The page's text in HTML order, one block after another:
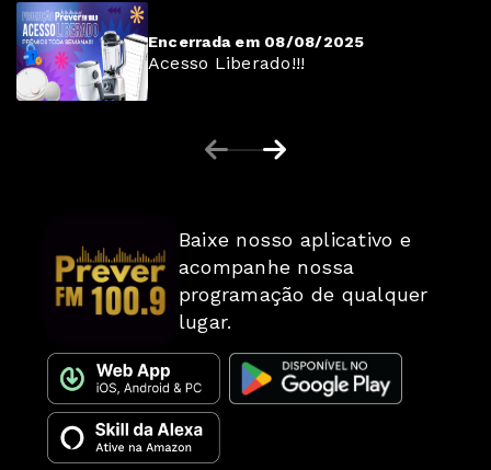
Encerrada em 08/08/2025
Acesso Liberado!!!
Baixe nosso aplicativo e
acompanhe nossa
programação de qualquer
lugar.